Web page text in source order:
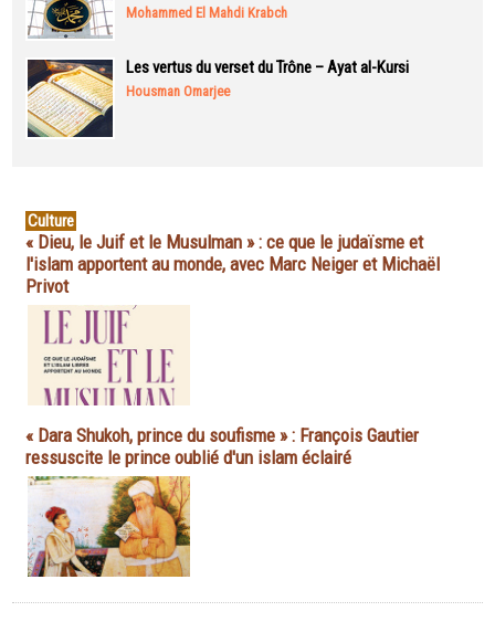
Mohammed El Mahdi Krabch
Les vertus du verset du Trône – Ayat al-Kursi
Housman Omarjee
Culture
« Dieu, le Juif et le Musulman » : ce que le judaïsme et
l'islam apportent au monde, avec Marc Neiger et Michaël
Privot
« Dara Shukoh, prince du soufisme » : François Gautier
ressuscite le prince oublié d'un islam éclairé